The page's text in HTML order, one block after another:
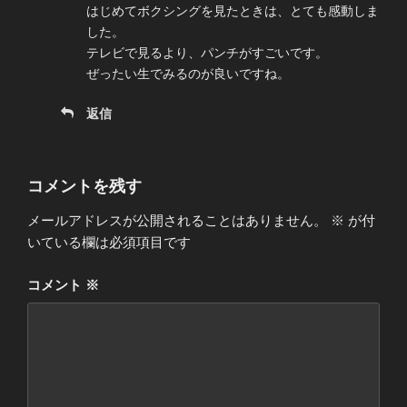
はじめてボクシングを見たときは、とても感動しま
した。
テレビで見るより、パンチがすごいです。
ぜったい生でみるのが良いですね。
返信
コメントを残す
メールアドレスが公開されることはありません。 ※ が付
いている欄は必須項目です
コメント ※